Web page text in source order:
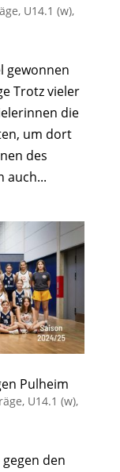
, U14.1 (w),
gewonnen
Trotz vieler
die
um dort
des
auch...
Pulheim
, U14.1 (w),
den